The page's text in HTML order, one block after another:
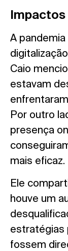
Impactos
A pandemia
Caio
estavam
Por outro
presença
mais eficaz.
Ele
houve um
estratégias
fossem